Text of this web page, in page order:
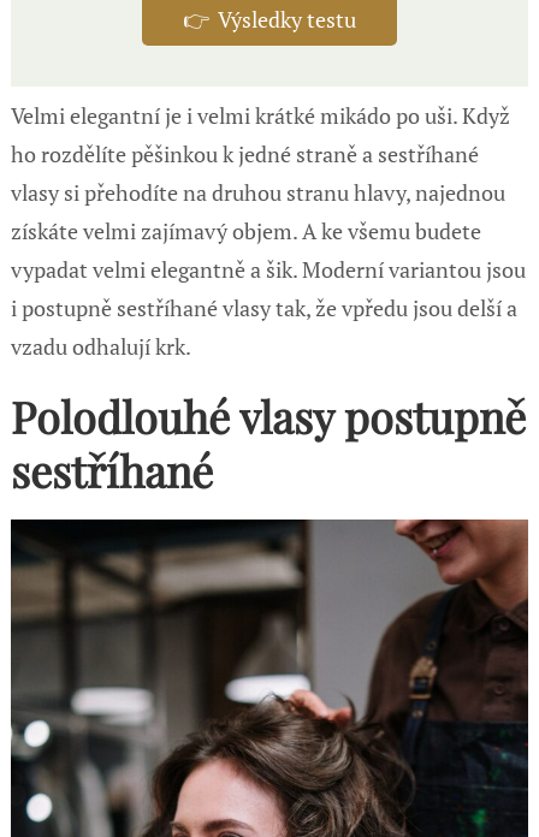
👉 Výsledky testu
Velmi elegantní je i velmi krátké mikádo po uši. Když
ho rozdělíte pěšinkou k jedné straně a sestříhané
vlasy si přehodíte na druhou stranu hlavy, najednou
získáte velmi zajímavý objem. A ke všemu budete
vypadat velmi elegantně a šik. Moderní variantou jsou
i postupně sestříhané vlasy tak, že vpředu jsou delší a
vzadu odhalují krk.
Polodlouhé vlasy postupně
sestříhané